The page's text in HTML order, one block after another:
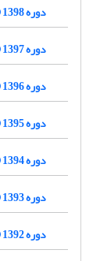
دوره 1398 (سال انتشار 1399)
دوره 1397 (سال انتشار 1397)
دوره 1396 (سال انتشار 1397)
دوره 1395 (سال انتشار 1396)
دوره 1394 (سال انتشار 1395)
دوره 1393 (سال انتشار 1394)
دوره 1392 (سال انتشار 1394)